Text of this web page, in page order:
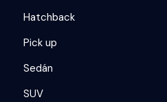
Hatchback
Pick up
Sedán
SUV